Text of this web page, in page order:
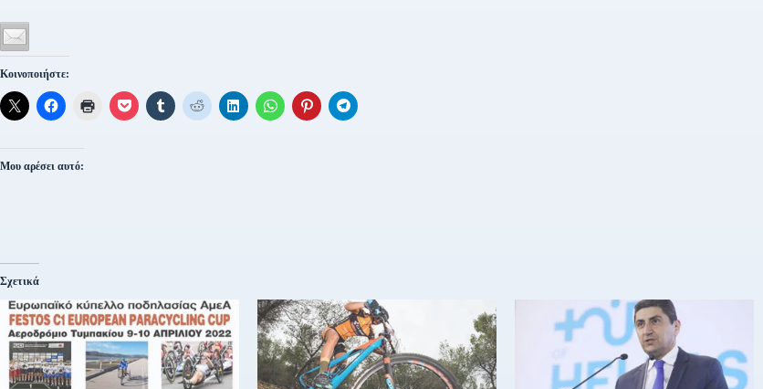
Κοινοποιήστε:
Μου αρέσει αυτό:
Σχετικά